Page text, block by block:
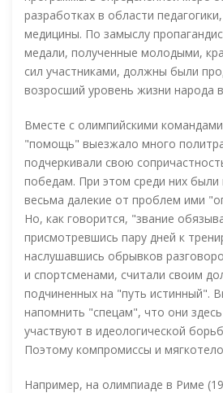
разработках в области
медицины. По замыслу
медали, полученные молодыми,
сил участниками, должны были
возросший уровень жизни народа
Вместе с олимпийскими
"помощь" выезжало много
подчеркивали свою
победам. При этом среди них были
весьма далекие от проблем ими
Но, как говорится, "звание
присмотревшись пару дней к
наслушавшись обрывков
и спортсменами, считали своим
подчиненных на "путь истинный".
напомнить "спецам", что они
участвуют в идеологической
Поэтому компромиссы и
Например, на олимпиаде в Риме